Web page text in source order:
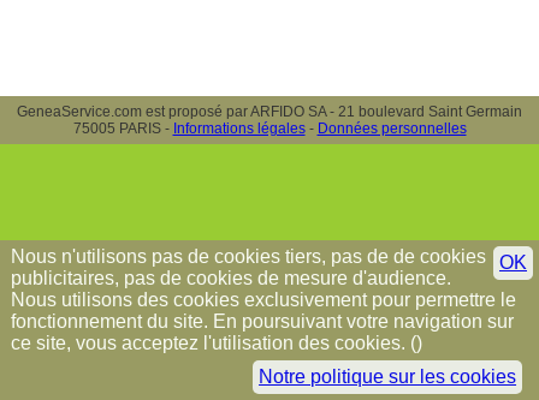
GeneaService.com est proposé par ARFIDO SA - 21 boulevard Saint Germain
75005 PARIS - Informations légales- Données personnelles
OK
Nous n'utilisons pas de cookies tiers, pas de de cookies
publicitaires, pas de cookies de mesure d'audience.
Nous utilisons des cookies exclusivement pour permettre le
fonctionnement du site. En poursuivant votre navigation sur
ce site, vous acceptez l'utilisation des cookies. (
Notre politique sur les cookies
)